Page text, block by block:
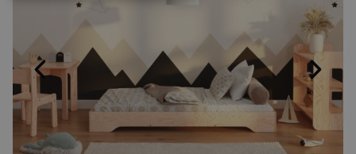
produit